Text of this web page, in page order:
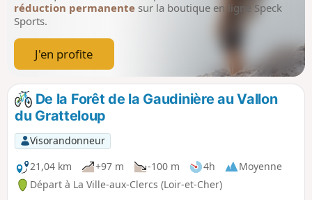
réduction permanente sur la boutique en ligne Speck
Sports.
J'en profite
De la Forêt de la Gaudinière au Vallon
du Gratteloup
Visorandonneur
21,04 km
+97 m -100 m 4h
Moyenne
Départ à La Ville-aux-Clercs (Loir-et-Cher)